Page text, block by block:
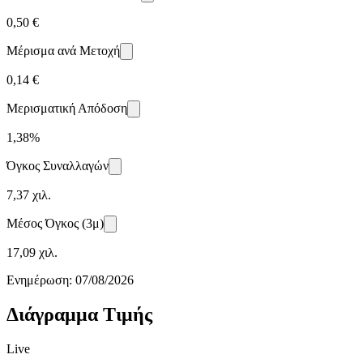
0,50 €
Μέρισμα ανά Μετοχή
0,14 €
Μερισματική Απόδοση
1,38%
Όγκος Συναλλαγών
7,37 χιλ.
Μέσος Όγκος (3μ)
17,09 χιλ.
Ενημέρωση: 07/08/2026
Διάγραμμα Τιμής
Live